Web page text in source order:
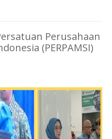
Perusahaan
(PERPAMSI)